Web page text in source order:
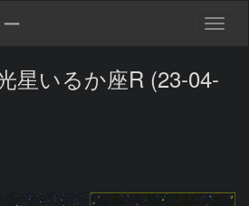
星いるか座R (23-04-